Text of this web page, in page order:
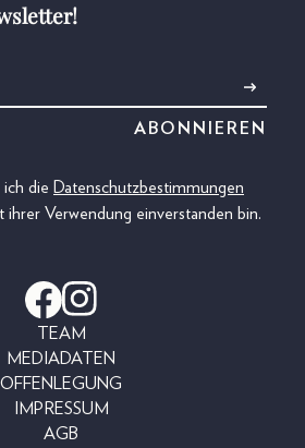
ich die Datenschutzbestimmungen
ihrer Verwendung einverstanden bin.
TEAM
MEDIADATEN
OFFENLEGUNG
IMPRESSUM
AGB